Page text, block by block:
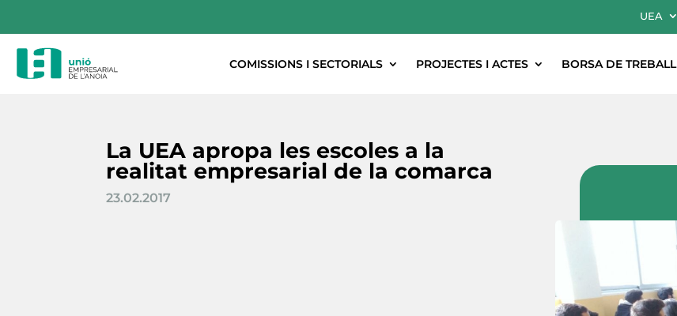
UEA
COMISSIONS I SECTORIALS PROJECTES I ACTES BORSA DE TREBALL
La UEA apropa les escoles a la
realitat empresarial de la comarca
23.02.2017